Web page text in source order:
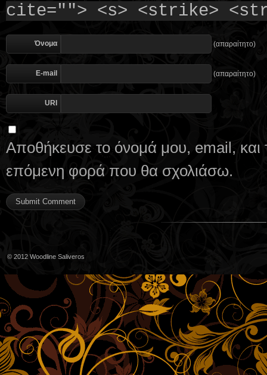
cite=""> <s> <strike>
Όνομα (απαραίτητο)
E-mail (απαραίτητο)
URI
Αποθήκευσε το όνομά μου, email, και
επόμενη φορά που θα σχολιάσω.
© 2012 Woodline Saliveros